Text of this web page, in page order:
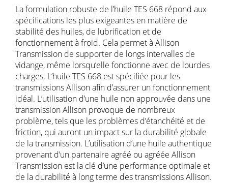
La formulation robuste de l’huile TES 668 répond aux
spécifications les plus exigeantes en matière de
stabilité des huiles, de lubrification et de
fonctionnement à froid. Cela permet à Allison
Transmission de supporter de longs intervalles de
vidange, même lorsqu’elle fonctionne avec de lourdes
charges. L’huile TES 668 est spécifiée pour les
transmissions Allison afin d’assurer un fonctionnement
idéal. L’utilisation d’une huile non approuvée dans une
transmission Allison provoque de nombreux
problème, tels que les problèmes d’étanchéité et de
friction, qui auront un impact sur la durabilité globale
de la transmission. L’utilisation d’une huile authentique
provenant d’un partenaire agréé ou agréée Allison
Transmission est la clé d’une performance optimale et
de la durabilité à long terme des transmissions Allison.